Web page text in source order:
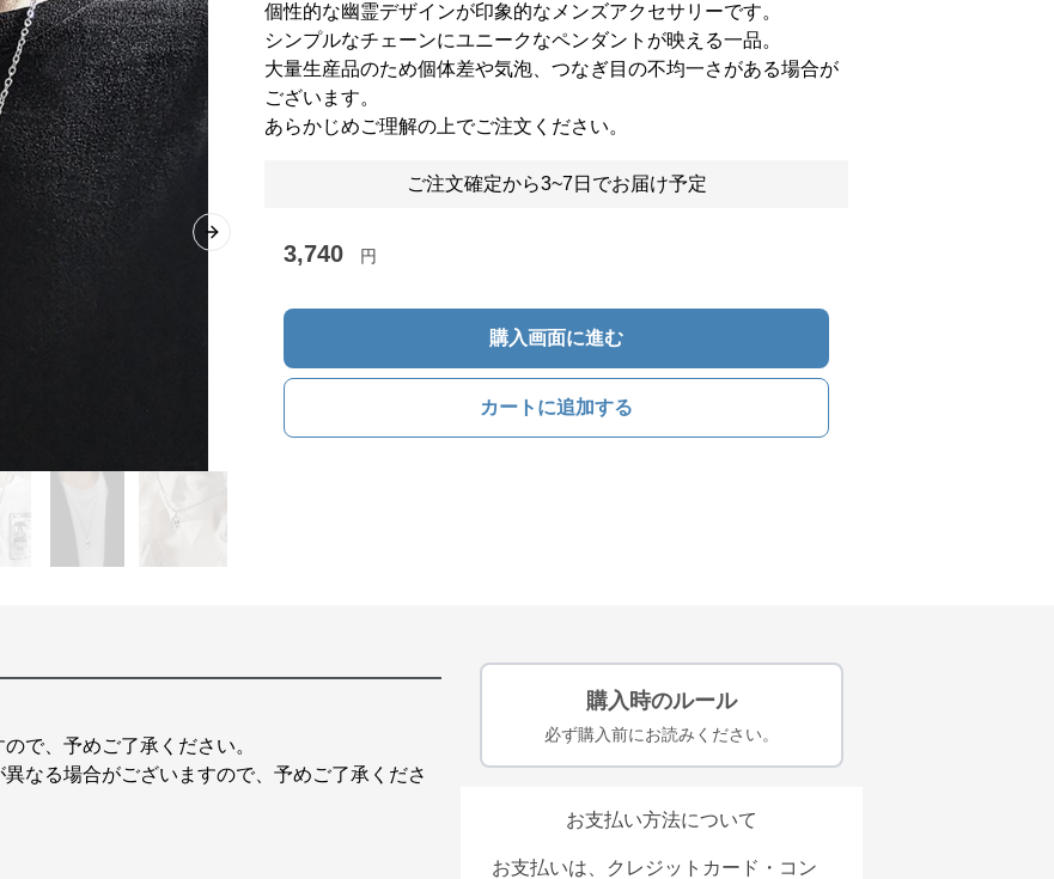
Next slide
個性的な幽霊デザインが印象的なメンズアクセサリーです。
シンプルなチェーンにユニークなペンダントが映える一品。
大量生産品のため個体差や気泡、つなぎ目の不均一さがある場合が
ございます。
あらかじめご理解の上でご注文ください。
ご注文確定から3~7日でお届け予定
3,740 円
購入画面に進む
カートに追加する
で、予めご了承ください。
なる場合がございますので、予めご了承くださ
購入時のルール
必ず購入前にお読みください。
お支払い方法について
お支払いは、クレジットカード・コン